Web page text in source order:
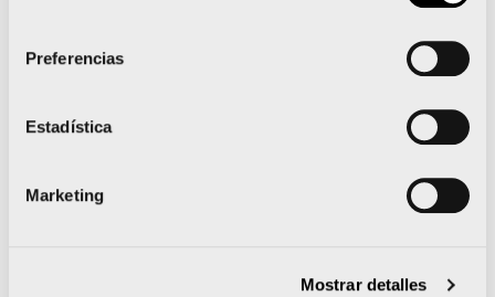
Preferencias
Estadística
Marketing
Mostrar detalles
populares
Comienza la cuenta atrás del EKIDEN VALENCIA
CLÍNICA BAVIERA 2017